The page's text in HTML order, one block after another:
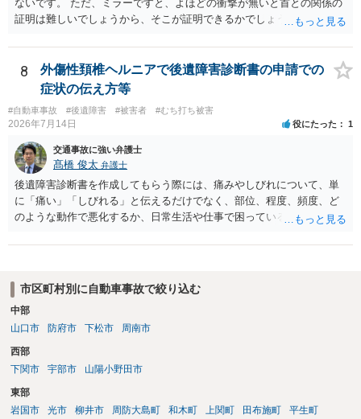
とがはっきりしている事案です。 自分は逃げていないという認識でし
ょう。そのため，故意を否認している形になるのですが，「現場から
離れる」→「コンビニで駐車」→「しばらく待機」→「徒歩で現場に
戻る→誰もいないから警察に連絡しないで帰る」という流れの中で，
事故を起こした認識があるから現場に戻っているはずなのに，どうし
て警察に連絡しないのだろうという話になっているのだと思います。
そして，捜査機関としては，解離性健忘の影響で報告できなかった事
情が見当たらないのだと思います。このような点を意識された上で，
警察の方に事実を理解してもらえるように説明することが，相談者の
認識に沿った解決につながるように思います。 警察からすると，事故
の現場から離れて様子を窺い、事故として取り扱われているかいない
かを確認して，警察がきていないから事故が発生していないことで済
ませればいいだろうと思って報告しなかったのではないかと疑ってい
るのだと思います。不救護・不申告の方が，事故後に現場に戻る話
ないです。 ただ、ミラーですと、よほどの衝撃が無いと首との関係の
証明は難しいでしょうから、そこが証明できるかでしょうね。
8
外傷性頚椎ヘルニアで後遺障害診断書の申請での
症状の伝え方等
#自動車事故 #後遺障害 #被害者 #むち打ち被害
2026年7月14日 役にたった 1
交通事故に強い弁護士
髙橋 俊太 弁護士
後遺障害診断書を作成してもらう際には、痛みやしびれについて、単
に「痛い」「しびれる」と伝えるだけでなく、部位、程度、頻度、ど
のような動作で悪化するか、日常生活や仕事で困っていることを具体
に痛みが出る、長時間座れない、物を持つと痛い、夜間痛がある、な
日頃と考えられます。ただし、症状固定日は機械的に６か月で決まる
ものではなく、治療経過や主治医の判断によります。初診日が２月２
日であったことも含め、主治医と相談した方がよいでしょう。 症状固
定後も、痛みが残っていれば通院自体は可能です。ただし、症状固定
後の治療費は、相手方保険会社から支払われない扱いになるので、健
康保険を使うか、自費になるか等を確認しておく必要があります。 ジ
ャクソンテスト等の神経学的検査は、首や神経症状がある場合に行わ
れることがありますが、必ず全員に必要な項目というわけではありま
せん。症状の内容を踏まえて、スパーリングテスト、腱反射、筋力、
市区町村別に自動車事故で絞り込む
中部
山口市
防府市 下松市 周南市
西部
下関市
宇部市 山陽小野田市
東部
岩国市
光市 柳井市 周防大島町 和木町 上関町 田布施町 平生町